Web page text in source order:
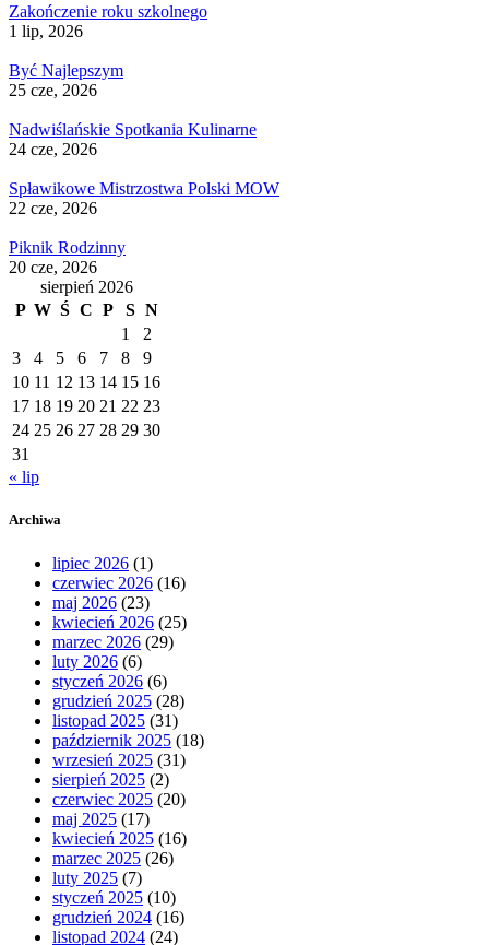
Zakończenie roku szkolnego
1 lip, 2026
Być Najlepszym
25 cze, 2026
Nadwiślańskie Spotkania Kulinarne
24 cze, 2026
Spławikowe Mistrzostwa Polski MOW
22 cze, 2026
Piknik Rodzinny
20 cze, 2026
sierpień 2026
P W Ś C P S N
1
2
3
4 5 6 7 8
9
10 11 12 13 14 15 16
17 18 19 20 21 22 23
24 25 26 27 28 29 30
31
« lip
Archiwa
lipiec 2026 (1)
czerwiec 2026 (16)
maj 2026 (23)
kwiecień 2026 (25)
marzec 2026 (29)
luty 2026 (6)
styczeń 2026 (6)
grudzień 2025 (28)
listopad 2025 (31)
październik 2025 (18)
wrzesień 2025 (31)
sierpień 2025 (2)
czerwiec 2025 (20)
maj 2025 (17)
kwiecień 2025 (16)
marzec 2025 (26)
luty 2025 (7)
styczeń 2025 (10)
grudzień 2024 (16)
listopad 2024 (24)